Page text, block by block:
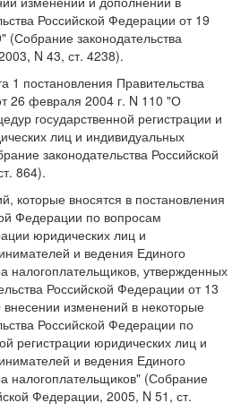
Российской Федерации от 19
(Собрание законодательства
N 43, ст. 4238).
1 постановления Правительства
26 февраля 2004 г. N 110 "О
государственной регистрации и
лиц и индивидуальных
законодательства Российской
864).
которые вносятся в постановления
Федерации по вопросам
юридических лиц и
и ведения Единого
налогоплательщиков, утвержденных
Российской Федерации от 13
изменений в некоторые
Российской Федерации по
регистрации юридических лиц и
и ведения Единого
налогоплательщиков" (Собрание
Федерации, 2005, N 51, ст.